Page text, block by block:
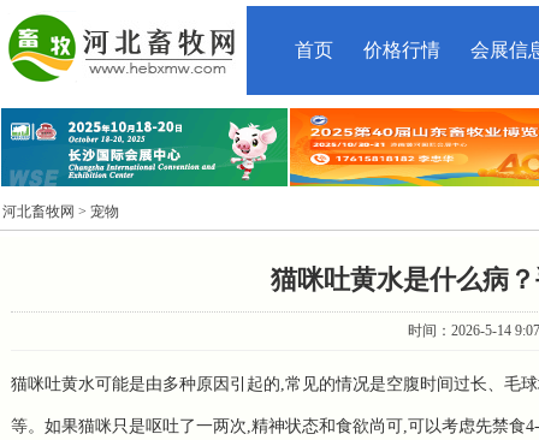
首页 价格行情 会展信
河北畜牧网 > 宠物
猫咪吐黄水是什么病
时间：2026-5-14
猫咪吐黄水可能是由多种原因引起的,常见的情况是空腹时间过长、毛
等。如果猫咪只是呕吐了一两次,精神状态和食欲尚可,可以考虑先禁